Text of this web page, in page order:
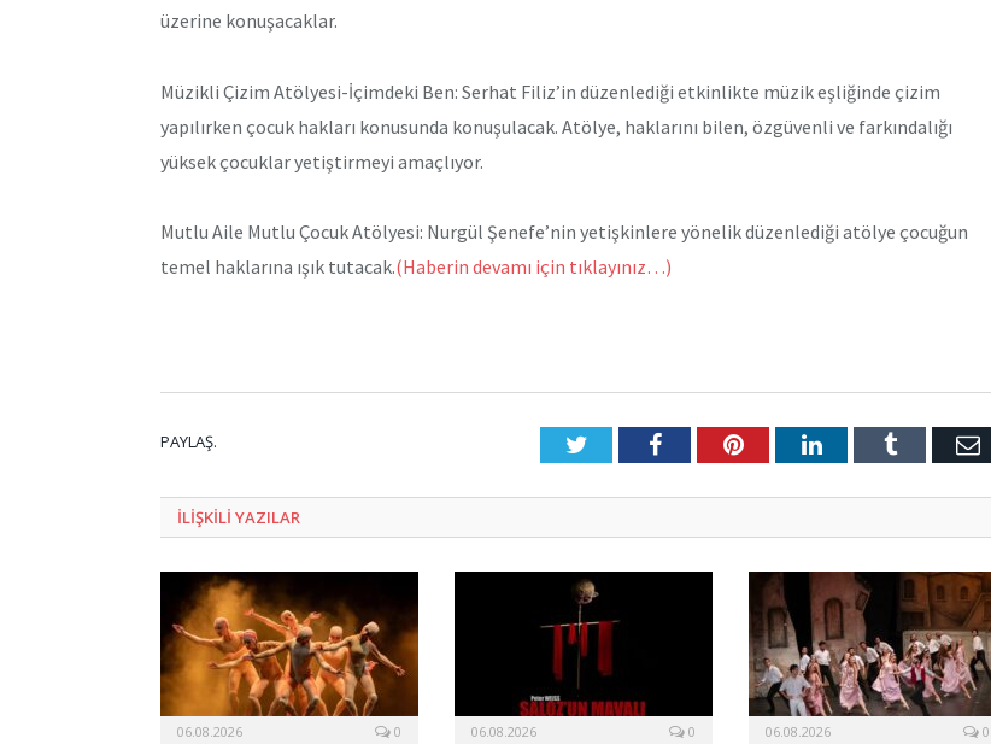
üzerine konuşacaklar.
Müzikli Çizim Atölyesi-İçimdeki Ben: Serhat Filiz’in düzenlediği etkinlikte müzik eşliğinde çizim
yapılırken çocuk hakları konusunda konuşulacak. Atölye, haklarını bilen, özgüvenli ve farkındalığı
yüksek çocuklar yetiştirmeyi amaçlıyor.
Mutlu Aile Mutlu Çocuk Atölyesi: Nurgül Şenefe’nin yetişkinlere yönelik düzenlediği atölye çocuğun
temel haklarına ışık tutacak.(Haberin devamı için tıklayınız…)
PAYLAŞ. TwitterFacebookPinterestLinkedInTumblr E-
ILIŞKILI YAZILAR
06.08.2026 0 06.08.2026 0 06.08.2026 0